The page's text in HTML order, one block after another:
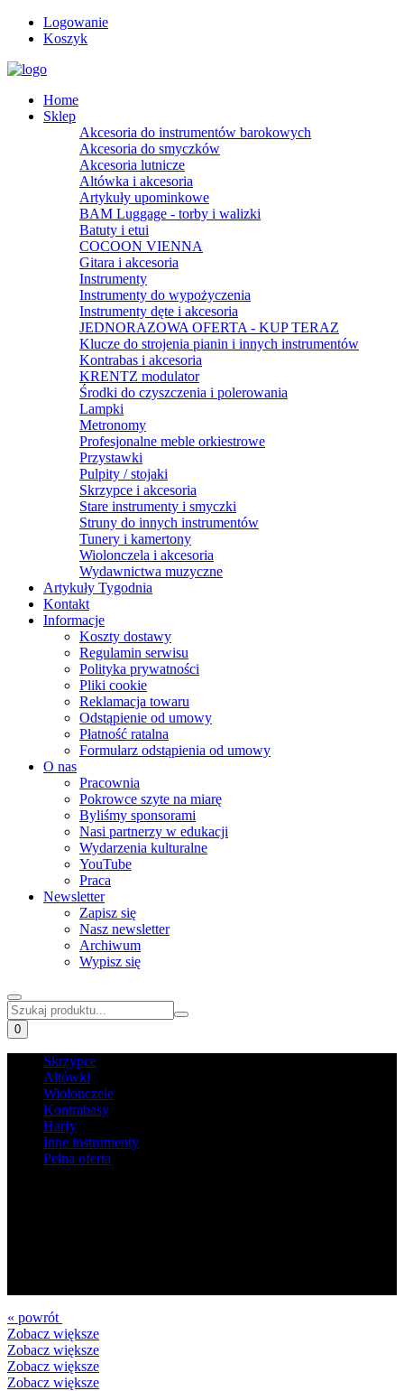
Logowanie
Koszyk
Home
Sklep
Akcesoria do instrumentów barokowych
Akcesoria do smyczków
Akcesoria lutnicze
Altówka i akcesoria
Artykuły upominkowe
BAM Luggage - torby i walizki
Batuty i etui
COCOON VIENNA
Gitara i akcesoria
Instrumenty
Instrumenty do wypożyczenia
Instrumenty dęte i akcesoria
JEDNORAZOWA OFERTA - KUP TERAZ
Klucze do strojenia pianin i innych instrumentów
Kontrabas i akcesoria
KRENTZ modulator
Środki do czyszczenia i polerowania
Lampki
Metronomy
Profesjonalne meble orkiestrowe
Przystawki
Pulpity / stojaki
Skrzypce i akcesoria
Stare instrumenty i smyczki
Struny do innych instrumentów
Tunery i kamertony
Wiolonczela i akcesoria
Wydawnictwa muzyczne
Artykuły Tygodnia
Kontakt
Informacje
Koszty dostawy
Regulamin serwisu
Polityka prywatności
Pliki cookie
Reklamacja towaru
Odstąpienie od umowy
Płatność ratalna
Formularz odstąpienia od umowy
O nas
Pracownia
Pokrowce szyte na miarę
Byliśmy sponsorami
Nasi partnerzy w edukacji
Wydarzenia kulturalne
YouTube
Praca
Newsletter
Zapisz się
Nasz newsletter
Archiwum
Wypisz się
0
Skrzypce
Altówki
Wiolonczele
Kontrabasy
Harfy
Inne instrumenty
Pełna oferta
« powrót
Zobacz większe
Zobacz większe
Zobacz większe
Zobacz większe